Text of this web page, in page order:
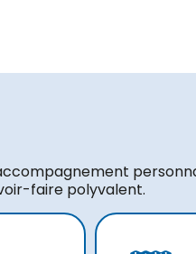
faire polyvalent.